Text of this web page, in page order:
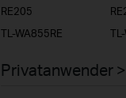
RE205
TL-WA855RE
Privatanwender